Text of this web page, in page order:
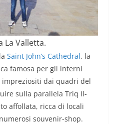
La Valletta.
Saint John’s Cathedral, la
famosa per gli interni
dai quadri del
sulla parallela Triq Il-
affollata, ricca di locali
souvenir-shop.